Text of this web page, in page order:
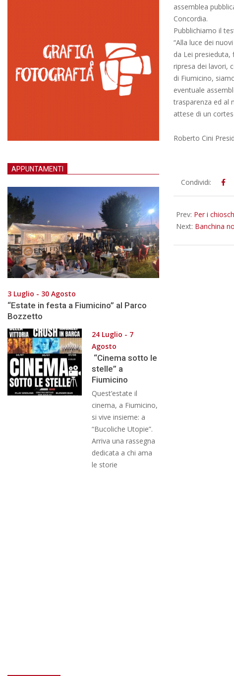
assemblea
Concordia.
Pubblichiamo il
“Alla luce dei
da Lei
ripresa dei lavori,
di Fiumicino,
eventuale
trasparenza ed al
attese di un
Roberto Cini
2012-
05-
Condividi:
Prev: Per i
Next: Banchina
APPUNTAMENTI
3 Luglio - 30 Agosto
“Estate in festa a Fiumicino” al Parco
Bozzetto
24 Luglio - 7
Agosto
“Cinema sotto le
stelle” a
Fiumicino
Quest’estate il
cinema, a Fiumicino,
si vive insieme: a
“Bucoliche Utopie”.
Arriva una rassegna
dedicata a chi ama
le storie